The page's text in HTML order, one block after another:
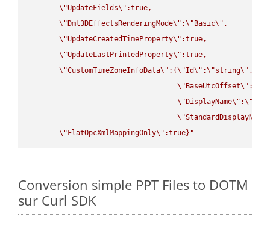
\"UpdateFields\" :true,
\" Dml3DEffectsRenderingMode\" :\" Basic\" ,
\"UpdateCreatedTimeProperty\" :true,
\"UpdateLastPrintedProperty\" :true,
\"CustomTimeZoneInfoData\" :{\"Id\" :\"string\" ,
\" BaseUtcOffset\" :
\" DisplayName\" :\"
\"StandardDisplayName
\" FlatOpcXmlMappingOnly\" :true}"
Conversion simple PPT Files to DOTM
sur Curl SDK